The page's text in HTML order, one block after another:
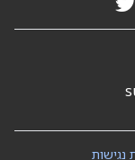
נגישות